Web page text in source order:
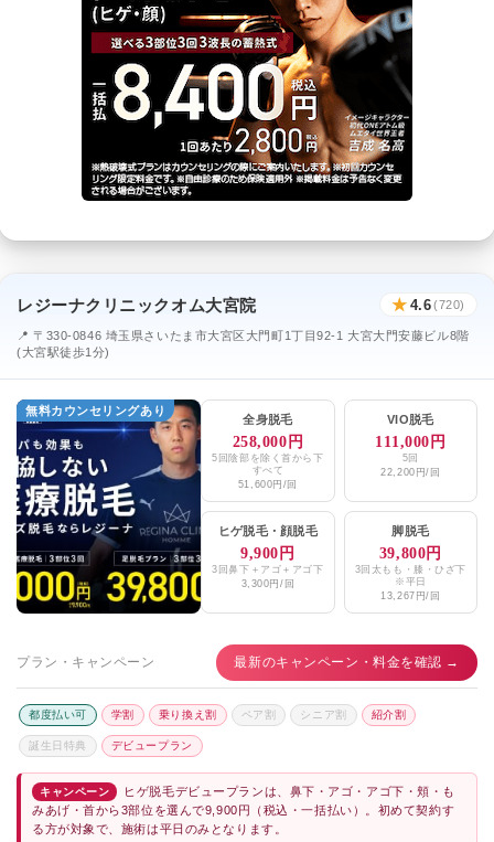
レジーナクリニックオム大宮院 ★ 4.6(720)
📍 〒330-0846 埼玉県さいたま市大宮区大門町1丁目92-1 大宮大門安藤ビル8階
(大宮駅徒歩1分)
無料カウンセリングあり
全身脱毛
258,000円
5回陰部を除く首から下
すべて
51,600円/回
VIO脱毛
111,000円
5回
22,200円/回
ヒゲ脱毛・ 顔脱毛
9,900円
3回鼻下＋アゴ＋アゴ下
3,300円/回
脚脱毛
39,800円
3回太もも・膝・ひざ下
※平日
13,267円/回
プラン・キャンペーン 最新のキャンペーン・料金を確認 →
都度払い可 学割 乗り換え割 ペア割 シニア割 紹介割
誕生日特典 デビュープラン
キャンペーン
ヒゲ脱毛デビュープランは、鼻下・アゴ・アゴ下・頬・も
みあげ・首から3部位を選んで9,900円（税込・一括払い）。初めて契約す
る方が対象で、施術は平日のみとなります。